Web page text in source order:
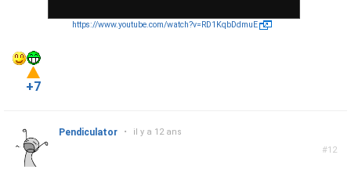
https://www.youtube.com/watch?v=RD1KqbDdmuE
+7
#12
Pendiculator • il y a 12 ans